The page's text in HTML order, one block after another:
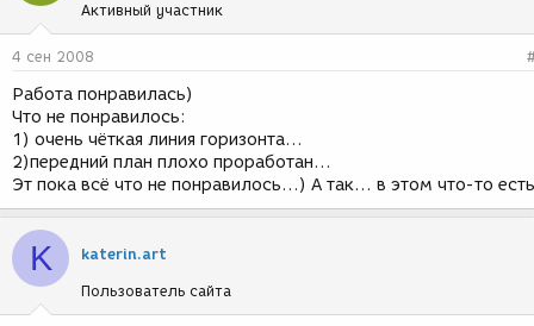
Активный участник
4 сен 2008
Работа понравилась)
Что не понравилось:
1) очень чёткая линия горизонта...
2)передний план плохо проработан...
Эт пока всё что не понравилось...) А так... в этом что-то
K katerin.art
Пользователь сайта